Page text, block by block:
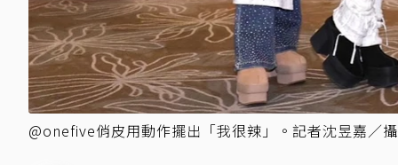
@onefive俏皮用動作擺出「我很辣」。記者沈昱嘉／